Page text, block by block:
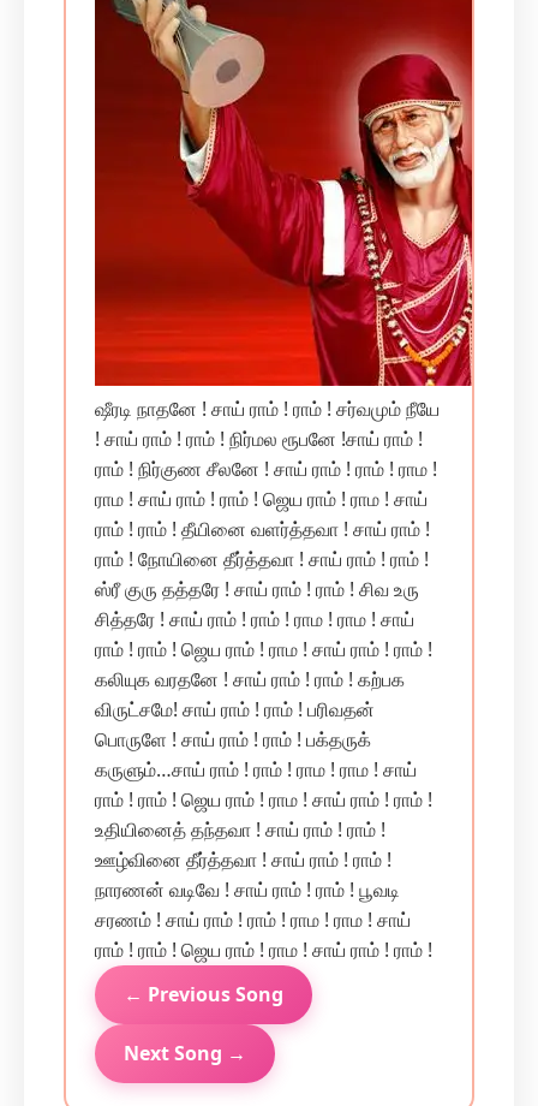
ஷீரடி நாதனே ! சாய் ராம் ! ராம் ! சர்வமும் நீயே
! சாய் ராம் ! ராம் ! நிர்மல ரூபனே !சாய் ராம் !
ராம் ! நிர்குண சீலனே ! சாய் ராம் ! ராம் ! ராம !
ராம ! சாய் ராம் ! ராம் ! ஜெய ராம் ! ராம ! சாய்
ராம் ! ராம் ! தீயினை வளர்த்தவா ! சாய் ராம் !
ராம் ! நோயினை தீர்த்தவா ! சாய் ராம் ! ராம் !
ஸ்ரீ குரு தத்தரே ! சாய் ராம் ! ராம் ! சிவ உரு
சித்தரே ! சாய் ராம் ! ராம் ! ராம ! ராம ! சாய்
ராம் ! ராம் ! ஜெய ராம் ! ராம ! சாய் ராம் ! ராம் !
கலியுக வரதனே ! சாய் ராம் ! ராம் ! கற்பக
விருட்சமே! சாய் ராம் ! ராம் ! பரிவதன்
பொருளே ! சாய் ராம் ! ராம் ! பக்தருக்
கருளும்…சாய் ராம் ! ராம் ! ராம ! ராம ! சாய்
ராம் ! ராம் ! ஜெய ராம் ! ராம ! சாய் ராம் ! ராம் !
உதியினைத் தந்தவா ! சாய் ராம் ! ராம் !
ஊழ்வினை தீர்த்தவா ! சாய் ராம் ! ராம் !
நாரணன் வடிவே ! சாய் ராம் ! ராம் ! பூவடி
சரணம் ! சாய் ராம் ! ராம் ! ராம ! ராம ! சாய்
ராம் ! ராம் ! ஜெய ராம் ! ராம ! சாய் ராம் ! ராம் !
← Previous Song
Next Song →